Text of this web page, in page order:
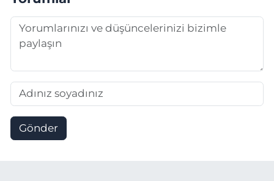
Gönder